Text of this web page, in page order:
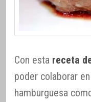
Con esta receta
poder colaborar
hamburguesa